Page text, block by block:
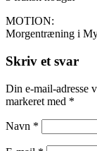
MOTION:
Morgentræning i
Skriv et svar
Din e-mail-adresse
markeret med *
Navn *